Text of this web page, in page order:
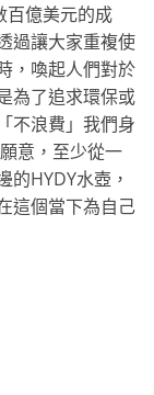
百億美元的成
過讓大家重複使
，喚起人們對於
為了追求環保或
不浪費」我們身
意，至少從一
HYDY水壺，
這個當下為自己